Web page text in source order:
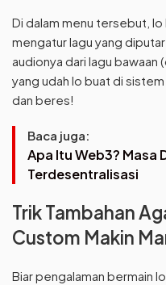
Di dalam menu tersebut,
mengatur lagu yang
audionya dari lagu
yang udah lo buat di
dan beres!
Baca juga:
Apa Itu Web3? Masa
Terdesentralisasi
Trik Tambahan
Custom Makin
Biar pengalaman bermain